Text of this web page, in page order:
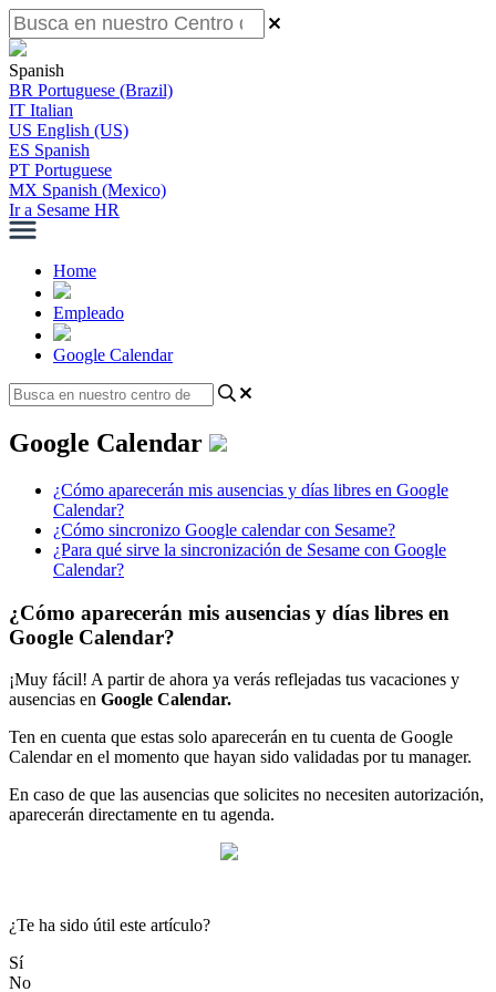
Spanish
BR Portuguese (Brazil)
IT Italian
US English (US)
ES Spanish
PT Portuguese
MX Spanish (Mexico)
Ir a Sesame HR
Home
Empleado
Google Calendar
Google Calendar
¿Cómo aparecerán mis ausencias y días libres en Google
Calendar?
¿Cómo sincronizo Google calendar con Sesame?
¿Para qué sirve la sincronización de Sesame con Google
Calendar?
¿Cómo aparecerán mis ausencias y días libres en
Google Calendar?
¡Muy fácil! A partir de ahora ya verás reflejadas tus vacaciones y
ausencias en Google Calendar.
Ten en cuenta que estas solo aparecerán en tu cuenta de Google
Calendar en el momento que hayan sido validadas por tu manager.
En caso de que las ausencias que solicites no necesiten autorización,
aparecerán directamente en tu agenda.
¿Te ha sido útil este artículo?
Sí
No